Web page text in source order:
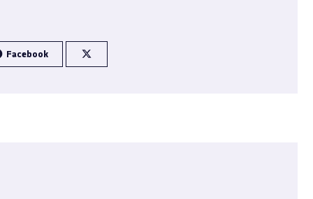
Facebook